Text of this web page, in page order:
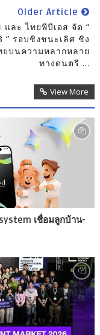
Older Article
ละ ไทยพีบีเอส จัด “
” รอบชิงชนะเลิศ ชิง
ยบนความหลากหลาย
ทางดนตรี ...
View More
เชื่อมลูกบ้าน-